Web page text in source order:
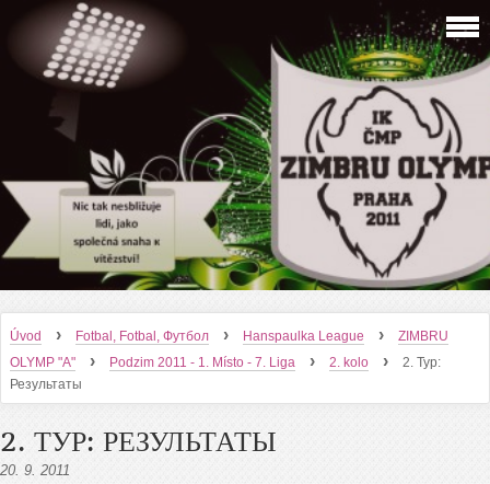
Úvod › Fotbal, Fotbal, Футбол › Hanspaulka League ›
ZIMBRU
OLYMP "A"
› Podzim 2011 - 1. Místo - 7. Liga › 2. kolo ›
2. Тур:
Результаты
2. ТУР: РЕЗУЛЬТАТЫ
20. 9. 2011